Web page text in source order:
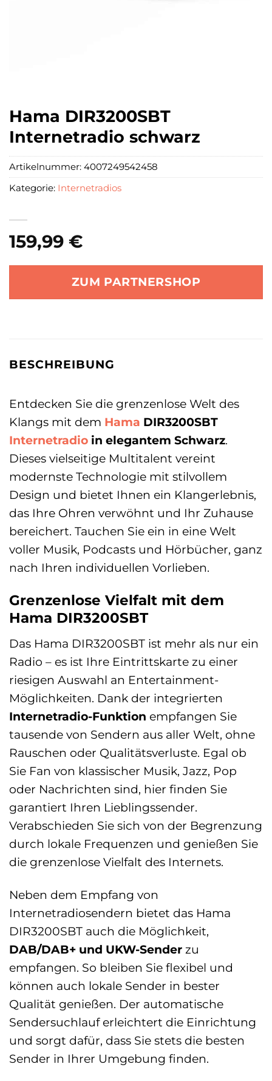
Hama DIR3200SBT
Internetradio schwarz
159,99 €
ZUM PARTNERSHOP
Artikelnummer: 4007249542458
Kategorie: Internetradios
BESCHREIBUNG
Entdecken Sie die grenzenlose Welt des
Klangs mit dem Hama DIR3200SBT
Internetradio in elegantem Schwarz.
Dieses vielseitige Multitalent vereint
modernste Technologie mit stilvollem
Design und bietet Ihnen ein Klangerlebnis,
das Ihre Ohren verwöhnt und Ihr Zuhause
bereichert. Tauchen Sie ein in eine Welt
voller Musik, Podcasts und Hörbücher, ganz
nach Ihren individuellen Vorlieben.
Grenzenlose Vielfalt mit dem
Hama DIR3200SBT
Das Hama DIR3200SBT ist mehr als nur ein
Radio – es ist Ihre Eintrittskarte zu einer
riesigen Auswahl an Entertainment-
Möglichkeiten. Dank der integrierten
Internetradio-Funktion empfangen Sie
tausende von Sendern aus aller Welt, ohne
Rauschen oder Qualitätsverluste. Egal ob
Sie Fan von klassischer Musik, Jazz, Pop
oder Nachrichten sind, hier finden Sie
garantiert Ihren Lieblingssender.
Verabschieden Sie sich von der Begrenzung
durch lokale Frequenzen und genießen Sie
die grenzenlose Vielfalt des Internets.
Neben dem Empfang von
Internetradiosendern bietet das Hama
DIR3200SBT auch die Möglichkeit,
DAB/DAB+ und UKW-Sender zu
empfangen. So bleiben Sie flexibel und
können auch lokale Sender in bester
Qualität genießen. Der automatische
Sendersuchlauf erleichtert die Einrichtung
und sorgt dafür, dass Sie stets die besten
Sender in Ihrer Umgebung finden.